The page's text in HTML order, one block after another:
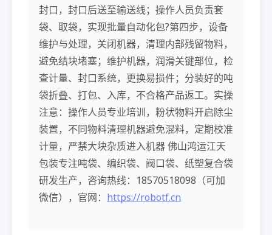
封口，封口后送至输送线；操作人员负责套
袋、取袋，实现批量自动化包?第四步，设备
维护与处理，关闭机器，清理内部残留物料，
避免结块堵塞；维护机器，润滑关键部位，检
查计量、封口系统，更换易损件；分装好的吨
袋折叠、打包、入库，不合格产品返工。实操
注意：操作人员专业培训，粉状物料开启除尘
装置，不同物料清理机器避免混料，定期校准
计量，严禁大块杂质进入机器 佛山鸿运江天
包装专注吨袋、编织袋、阀口袋、纸塑复合袋
研发生产，咨询热线：18570518098（可加
微信），官网： https://robotf.cn